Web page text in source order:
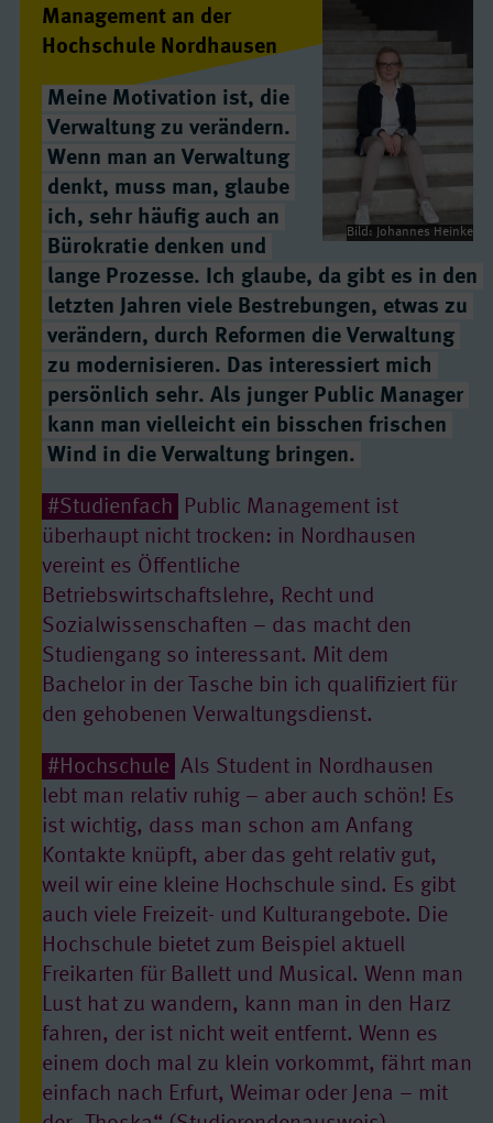
Bild: Johannes Heinke
Management an der
Hochschule Nordhausen
Meine Motivation ist, die
Verwaltung zu verändern.
Wenn man an Verwaltung
denkt, muss man, glaube
ich, sehr häufig auch an
Bürokratie denken und
lange Prozesse. Ich glaube, da gibt es in den
letzten Jahren viele Bestrebungen, etwas zu
verändern, durch Reformen die Verwaltung
zu modernisieren. Das interessiert mich
persönlich sehr. Als junger Public Manager
kann man vielleicht ein bisschen frischen
Wind in die Verwaltung bringen.
#Studienfach
Public Management ist
überhaupt nicht trocken: in Nordhausen
vereint es Öffentliche
Betriebswirtschaftslehre, Recht und
Sozialwissenschaften – das macht den
Studiengang so interessant. Mit dem
Bachelor in der Tasche bin ich qualifiziert für
den gehobenen Verwaltungsdienst.
#Hochschule Als Student in Nordhausen
lebt man relativ ruhig – aber auch schön! Es
ist wichtig, dass man schon am Anfang
Kontakte knüpft, aber das geht relativ gut,
weil wir eine kleine Hochschule sind. Es gibt
auch viele Freizeit- und Kulturangebote. Die
Hochschule bietet zum Beispiel aktuell
Freikarten für Ballett und Musical. Wenn man
Lust hat zu wandern, kann man in den Harz
fahren, der ist nicht weit entfernt. Wenn es
einem doch mal zu klein vorkommt, fährt man
einfach nach Erfurt, Weimar oder Jena – mit